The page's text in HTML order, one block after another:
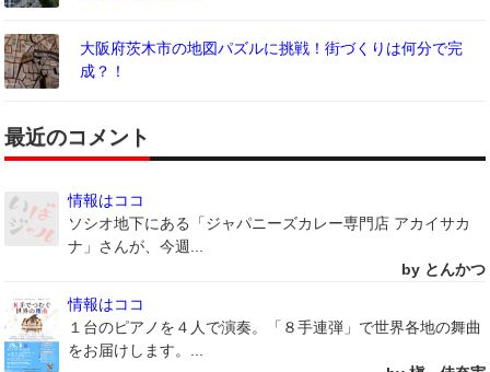
大阪府茨木市の地図パズルに挑戦！街づくりは何分で完
成？！
最近のコメント
情報はココ
ソシオ地下にある「ジャパニーズカレー専門店 アカイサカ
ナ」さんが、今週...
by とんかつ
情報はココ
１台のピアノを４人で演奏。「８手連弾」で世界各地の舞曲
をお届けします。...